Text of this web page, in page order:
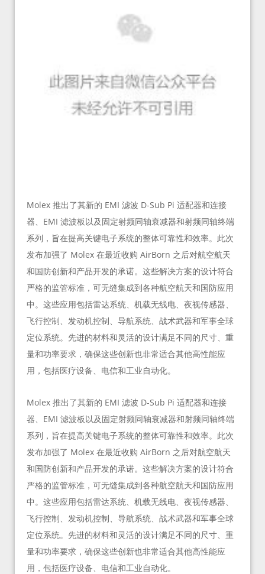
Molex 推出了其新的 EMI 滤波 D-Sub Pi 适配器和连接
器、EMI 滤波板以及固定射频同轴衰减器和射频同轴终端
系列，旨在提高关键电子系统的整体可靠性和效率。此次
发布加强了 Molex 在最近收购 AirBorn 之后对航空航天
和国防创新和产品开发的承诺。这些解决方案的设计符合
严格的监管标准，可无缝集成到各种航空航天和国防应用
中。这些应用包括雷达系统、机载无线电、夜视传感器、
飞行控制、发动机控制、导航系统、战术武器和军事全球
定位系统。先进的材料和灵活的设计满足不同的尺寸、重
量和功率要求，确保这些创新也非常适合其他高性能应
用，包括医疗设备、电信和工业自动化。
Molex 推出了其新的 EMI 滤波 D-Sub Pi 适配器和连接
器、EMI 滤波板以及固定射频同轴衰减器和射频同轴终端
系列，旨在提高关键电子系统的整体可靠性和效率。此次
发布加强了 Molex 在最近收购 AirBorn 之后对航空航天
和国防创新和产品开发的承诺。这些解决方案的设计符合
严格的监管标准，可无缝集成到各种航空航天和国防应用
中。这些应用包括雷达系统、机载无线电、夜视传感器、
飞行控制、发动机控制、导航系统、战术武器和军事全球
定位系统。先进的材料和灵活的设计满足不同的尺寸、重
量和功率要求，确保这些创新也非常适合其他高性能应
用，包括医疗设备、电信和工业自动化。